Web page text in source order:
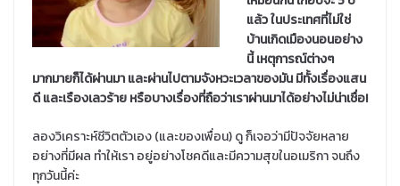
แล้ว ในประเทศที่ไม่ใช่
บ้านเกิดเมืองนอนอย่าง
นี้ เหตุการณ์ต่างๆ
มากมายก็ได้ผ่านมา และผ่านไปตามจังหวะเวลาของมัน มีทั้งเรื่องแสน
ดี และเรืองเลวร้าย หรือบางเรื่องที่ถือว่าเราผ่านมาได้อย่างไม่น่าเชื่อ!
ลองวิเคราะห์ชีวิตตัวเอง (และของเพื่อน) ดู ก็เจอว่ามีปัจจัยหลาย
อย่างที่มีผล ทำให้เรา อยู่อย่างโชคดีและมีความสุขในอเมริกา จนถึง
ทุกวันนี้ค่ะ